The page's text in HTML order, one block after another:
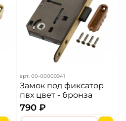
арт. 00-00009941
Замок под фиксатор
пвх цвет - бронза
790 ₽